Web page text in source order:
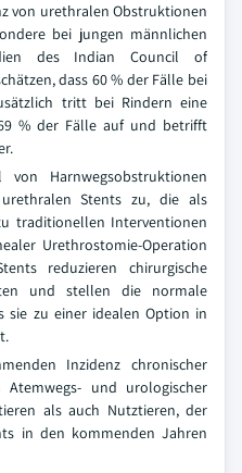
von urethralen Obstruktionen
bei jungen männlichen
des Indian Council of
dass 60 % der Fälle bei
tritt bei Rindern eine
% der Fälle auf und betrifft
Harnwegsobstruktionen
Stents zu, die als
traditionellen Interventionen
Urethrostomie-Operation
reduzieren chirurgische
und stellen die normale
sie zu einer idealen Option in
Inzidenz chronischer
Atemwegs- und urologischer
als auch Nutztieren, der
in den kommenden Jahren